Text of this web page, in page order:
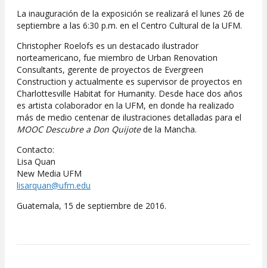
La inauguración de la exposición se realizará el lunes 26 de
septiembre a las 6:30 p.m. en el Centro Cultural de la UFM.
Christopher Roelofs es un destacado ilustrador
norteamericano, fue miembro de Urban Renovation
Consultants, gerente de proyectos de Evergreen
Construction y actualmente es supervisor de proyectos en
Charlottesville Habitat for Humanity. Desde hace dos años
es artista colaborador en la UFM, en donde ha realizado
más de medio centenar de ilustraciones detalladas para el
MOOC Descubre a Don Quijotede la Mancha.
Contacto:
Lisa Quan
New Media UFM
lisarquan@ufm.edu
Guatemala, 15 de septiembre de 2016.